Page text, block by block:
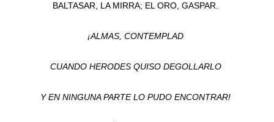
BALTASAR, LA MIRRA; EL ORO, GASPAR.
¡ALMAS, CONTEMPLAD
CUANDO HERODES QUISO DEGOLLARLO
Y EN NINGUNA PARTE LO PUDO ENCONTRAR!